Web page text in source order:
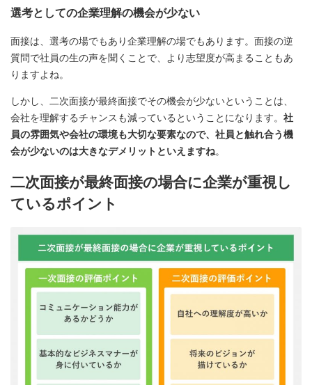
選考としての企業理解の機会が少ない
面接は、選考の場でもあり企業理解の場でもあります。面接の逆
質問で社員の生の声を聞くことで、より志望度が高まることもあ
りますよね。
しかし、二次面接が最終面接でその機会が少ないということは、
会社を理解するチャンスも減っているということになります。 社
員の雰囲気や会社の環境も大切な要素なので、社員と触れ合う機
会が少ないのは大きなデメリットといえますね。
二次面接が最終面接の場合に企業が重視し
ているポイント